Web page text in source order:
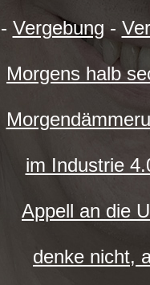
- Vergebung -
Morgens halb
im Industrie
Appell an die
denke nicht,